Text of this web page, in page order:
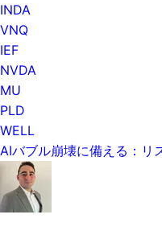
INDA
VNQ
IEF
NVDA
MU
PLD
WELL
AIバブル崩壊に備える：リ